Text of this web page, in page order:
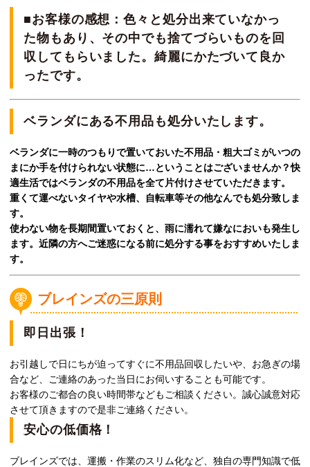
■お客様の感想：色々と処分出来ていなかっ
た物もあり、その中でも捨てづらいものを回
収してもらいました。綺麗にかたづいて良か
ったです。
ベランダにある不用品も処分いたします。
ベランダに一時のつもりで置いておいた不用品・粗大ゴミがいつの
まにか手を付けられない状態に…ということはございませんか？快
適生活ではベランダの不用品を全て片付けさせていただきます。
重くて運べないタイヤや水槽、自転車等その他なんでも処分致しま
す。
使わない物を長期間置いておくと、雨に濡れて嫌なにおいも発生し
ます。近隣の方へご迷惑になる前に処分する事をおすすめいたしま
す。
ブレインズの三原則
即日出張！
お引越しで日にちが迫ってすぐに不用品回収したいや、お急ぎの場
合など、ご連絡のあった当日にお伺いすることも可能です。
お客様のご都合の良い時間帯などもご相談ください。誠心誠意対応
させて頂きますので是非ご連絡ください。
安心の低価格！
ブレインズでは、運搬・作業のスリム化など、独自の専門知識で低